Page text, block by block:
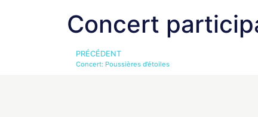
Concert
PRÉCÉDENT
Concert: Poussières d’étoiles